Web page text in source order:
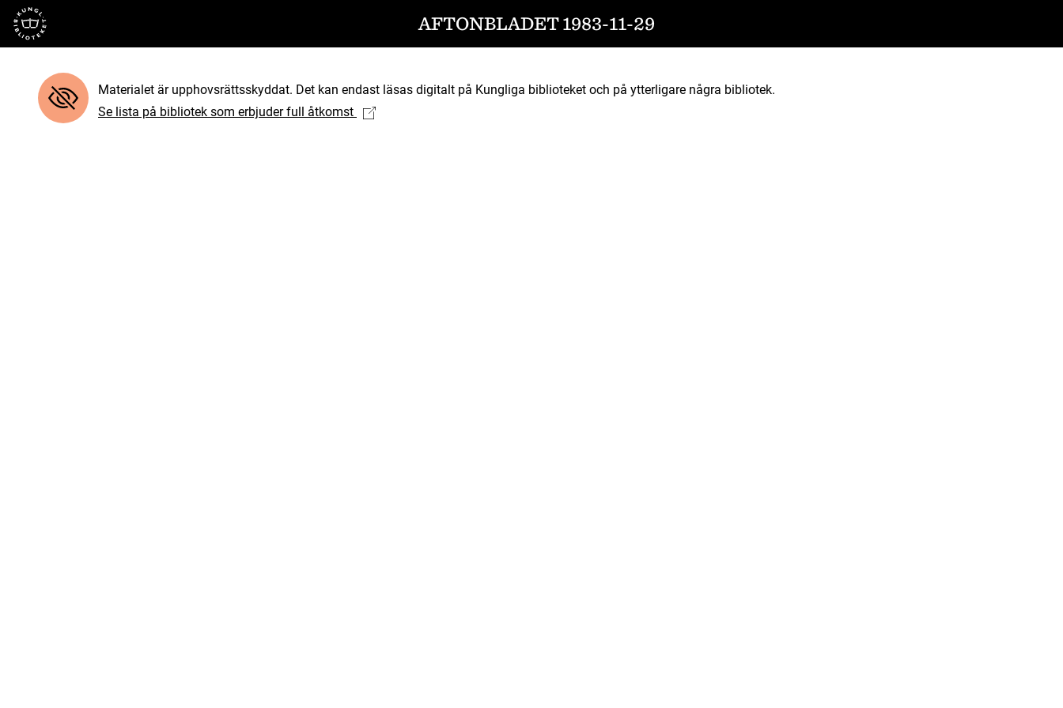
Till startsidan AFTONBLADET 1983-11-29
Materialet är upphovsrättsskyddat. Det kan endast läsas digitalt på Kungliga biblioteket och på ytterligare några bibliotek.
Se lista på bibliotek som erbjuder full åtkomst